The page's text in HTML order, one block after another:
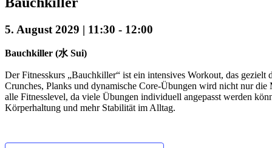
5. August 2029 | 11:30 - 12:00
Bauchkiller (水 Sui)
Der Fitnesskurs „Bauchkiller“ ist ein intensives Workout, das
Crunches, Planks und dynamische Core-Übungen wird nicht nur
alle Fitnesslevel, da viele Übungen individuell angepasst werden
Körperhaltung und mehr Stabilität im Alltag.